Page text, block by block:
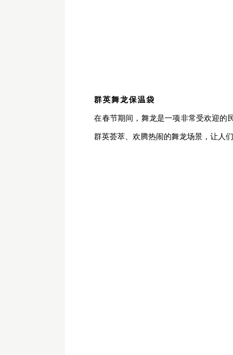
群英舞龙保温袋
在春节期间，舞龙是一项非常受欢迎的
群英荟萃、欢腾热闹的舞龙场景，让人